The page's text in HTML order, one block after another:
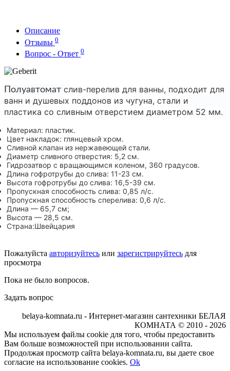
Описание
Отзывы 0
Вопрос - Ответ 0
Полуавтомат слив-перелив для ванны, подходит для
ванн и душевых поддонов из чугуна, стали и
пластика со сливным отверстием диаметром 52 мм.
Материал: пластик.
Цвет накладок: глянцевый хром.
Сливной клапан из нержавеющей стали.
Диаметр сливного отверстия: 5,2 см.
Гидрозатвор с вращающимся коленом, 360 градусов.
Длина гофротрубы до слива: 11-23 см.
Высота гофротрубы до слива: 16,5-39 см.
Пропускная способность слива: 0,85 л/с.
Пропускная способность сперелива: 0,6 л/с.
Длина — 65,7 см;
Высота — 28,5 см.
Страна:Швейцария
Пожалуйста авторизуйтесь или зарегистрируйтесь для
просмотра
Пока не было вопросов.
Задать вопрос
belaya-komnata.ru - Интернет-магазин сантехники БЕЛАЯ
КОМНАТА © 2010 - 2026
Мы используем файлы cookie для того, чтобы предоставить
Вам больше возможностей при использовании сайта.
Продолжая просмотр сайта belaya-komnata.ru, вы даете свое
согласие на использование cookies. Ok